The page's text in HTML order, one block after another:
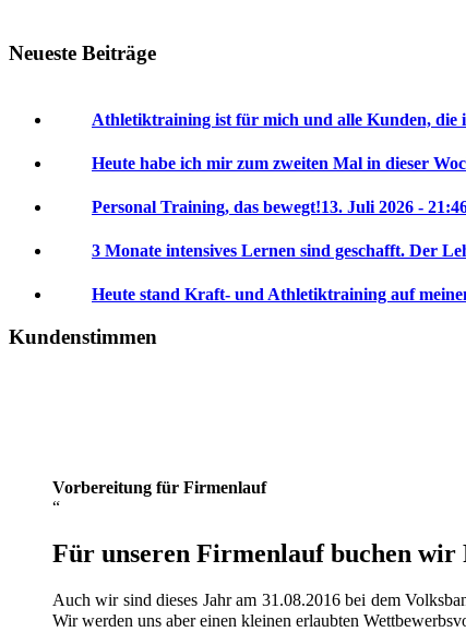
Neueste Beiträge
Athletiktraining ist für mich und alle Kunden, die
Heute habe ich mir zum zweiten Mal in dieser
Personal Training, das bewegt!13. Juli 2026 -
3 Monate intensives Lernen sind geschafft. Der
Heute stand Kraft- und Athletiktraining auf
Kundenstimmen
Vorbereitung für Firmenlauf
Für unseren Firmenlauf buchen wir
Auch wir sind dieses Jahr am 31.08.2016 bei dem
Wir werden uns aber einen kleinen erlaubten